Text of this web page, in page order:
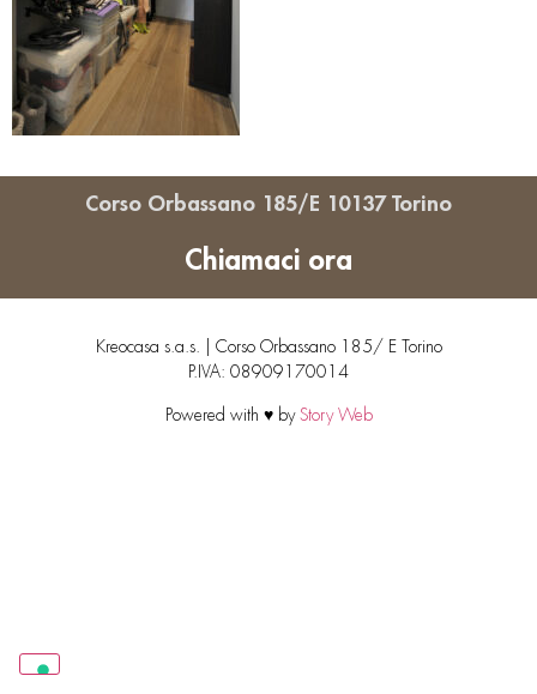
Corso Orbassano 185/E 10137 Torino
Chiamaci ora
Kreocasa s.a.s. | Corso Orbassano 185/ E Torino
P.IVA: 08909170014
Powered with ♥ by Story Web